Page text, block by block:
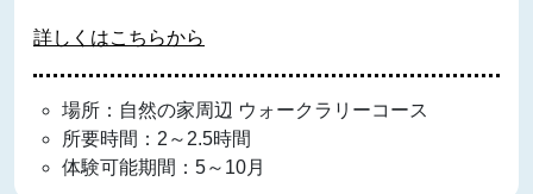
詳しくはこちらから
場所：自然の家周辺 ウォークラリーコース
所要時間：2～2.5時間
体験可能期間：5～10月